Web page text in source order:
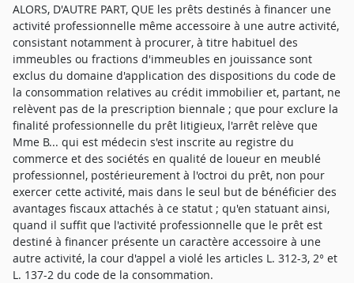
ALORS, D'AUTRE PART, QUE les prêts destinés à financer une
activité professionnelle même accessoire à une autre activité,
consistant notamment à procurer, à titre habituel des
immeubles ou fractions d'immeubles en jouissance sont
exclus du domaine d'application des dispositions du code de
la consommation relatives au crédit immobilier et, partant, ne
relèvent pas de la prescription biennale ; que pour exclure la
finalité professionnelle du prêt litigieux, l'arrêt relève que
Mme B... qui est médecin s'est inscrite au registre du
commerce et des sociétés en qualité de loueur en meublé
professionnel, postérieurement à l'octroi du prêt, non pour
exercer cette activité, mais dans le seul but de bénéficier des
avantages fiscaux attachés à ce statut ; qu'en statuant ainsi,
quand il suffit que l'activité professionnelle que le prêt est
destiné à financer présente un caractère accessoire à une
autre activité, la cour d'appel a violé les articles L. 312-3, 2° et
L. 137-2 du code de la consommation.